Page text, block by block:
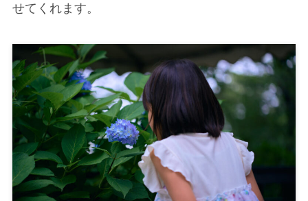
せてくれます。